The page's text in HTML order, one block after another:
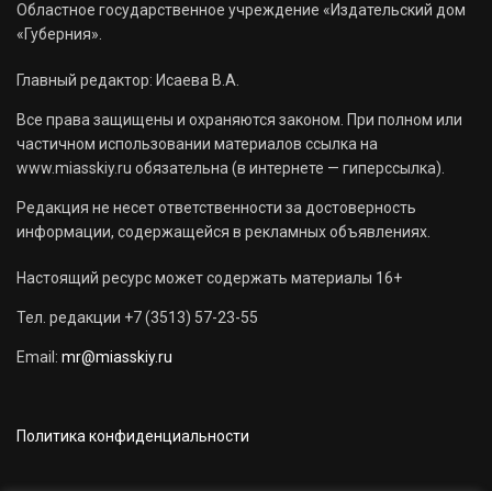
Областное государственное учреждение «Издательский дом
«Губерния».
Главный редактор: Исаева В.А.
Все права защищены и охраняются законом. При полном или
частичном использовании материалов ссылка на
www.miasskiy.ru обязательна (в интернете — гиперссылка).
Редакция не несет ответственности за достоверность
информации, содержащейся в рекламных объявлениях.
Настоящий ресурс может содержать материалы 16+
Тел. редакции +7 (3513) 57-23-55
Email: mr@miasskiy.ru
Политика конфиденциальности